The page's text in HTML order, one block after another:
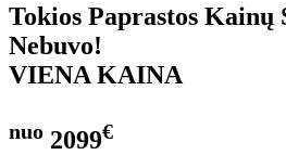
Tokios Paprastos Kainų
Nebuvo!
VIENA KAINA
nuo 2099€